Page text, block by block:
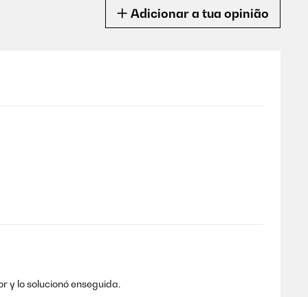
Adicionar a tua opinião
y lo solucionó enseguida.